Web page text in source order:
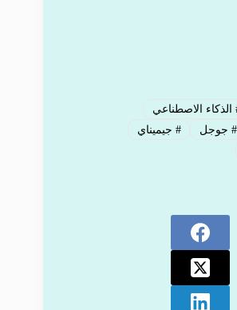
الذكاء الاصطناعي
#جوجل # جيميناي